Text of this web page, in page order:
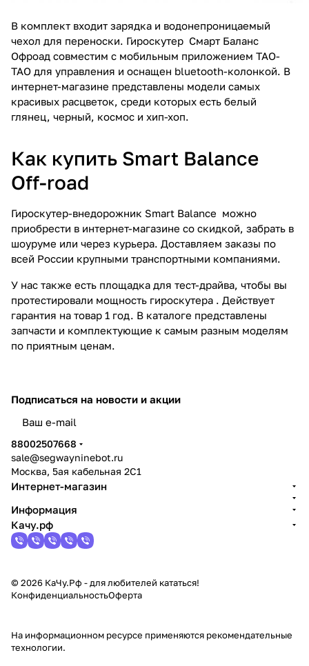
В комплект входит зарядка и водонепроницаемый
чехол для переноски. Гироскутер Смарт Баланс
Офроад совместим с мобильным приложением ТАО-
ТАО для управления и оснащен bluetooth-колонкой. В
интернет-магазине представлены модели самых
красивых расцветок, среди которых есть белый
глянец, черный, космос и хип-хоп.
Как купить Smart Balance
Off-road
Гироскутер-внедорожник Smart Balance можно
приобрести в интернет-магазине со скидкой, забрать в
шоуруме или через курьера. Доставляем заказы по
всей России крупными транспортными компаниями.
У нас также есть площадка для тест-драйва, чтобы вы
протестировали мощность гироскутера . Действует
гарантия на товар 1 год. В каталоге представлены
запчасти и комплектующие к самым разным моделям
по приятным ценам.
Подписаться на новости и акции
88002507668
sale@segwayninebot.ru
Москва, 5ая кабельная 2С1
Интернет-магазин
Информация
Качу.рф
© 2026 КаЧу.Рф - для любителей кататься!
КонфиденциальностьОферта
На информационном ресурсе применяются рекомендательные
технологии.